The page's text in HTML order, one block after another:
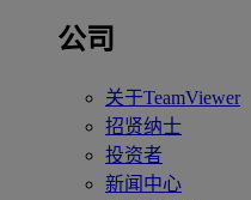
公司
关于TeamViewer
招贤纳士
投资者
新闻中心